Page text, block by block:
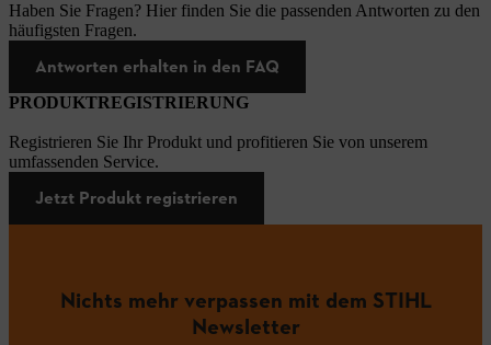
Haben Sie Fragen? Hier finden Sie die passenden Antworten zu den
häufigsten Fragen.
Antworten erhalten in den FAQ
PRODUKTREGISTRIERUNG
Registrieren Sie Ihr Produkt und profitieren Sie von unserem
umfassenden Service.
Jetzt Produkt registrieren
Nichts mehr verpassen mit dem STIHL
Newsletter